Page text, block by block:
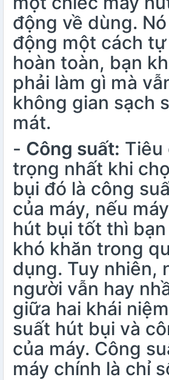
động về dùng.
động một cách
hoàn toàn, bạn
phải làm gì mà
không gian sạch
mát.
- Công suất: Tiêu
trọng nhất khi
bụi đó là công
của máy, nếu
hút bụi tốt thì
khó khăn trong
dụng. Tuy nhiên,
người vẫn hay
giữa hai khái
suất hút bụi và
của máy. Công
máy chính là chỉ